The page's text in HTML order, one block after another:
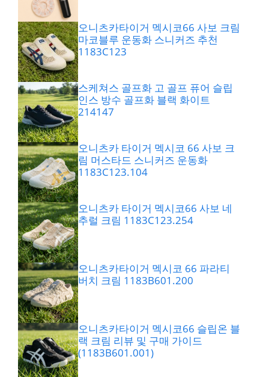
오니츠카타이거 멕시코66 사보 크림
마코블루 운동화 스니커즈 추천
1183C123
스케쳐스 골프화 고 골프 퓨어 슬립
인스 방수 골프화 블랙 화이트
214147
오니츠카 타이거 멕시코 66 사보 크
림 머스타드 스니커즈 운동화
1183C123.104
오니츠카 타이거 멕시코66 사보 네
추럴 크림 1183C123.254
오니츠카타이거 멕시코 66 파라티
버치 크림 1183B601.200
오니츠카타이거 멕시코66 슬립온 블
랙 크림 리뷰 및 구매 가이드
(1183B601.001)